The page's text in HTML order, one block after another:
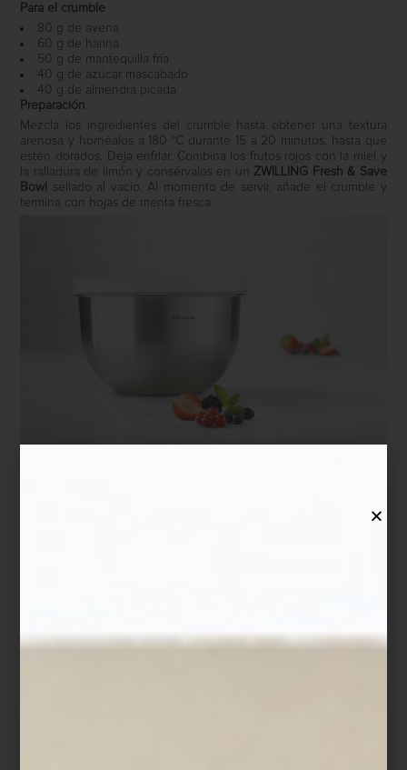
Para el crumble
80 g de avena
60 g de harina
50 g de mantequilla fría
40 g de azúcar mascabado
40 g de almendra picada
Preparación
Mezcla los ingredientes del crumble hasta obtener una textura
arenosa y hornéalos a 180 °C durante 15 a 20 minutos, hasta que
estén dorados. Deja enfriar. Combina los frutos rojos con la miel y
la ralladura de limón y consérvalos en un ZWILLING Fresh & Save
Bowl
sellado al vacío. Al momento de servir, añade el crumble y
termina con hojas de menta fresca.
Ya sea un postre de temporada, una ensalada de papa con hinojo
o una ensalada de hojas verdes preparada con anticipación,